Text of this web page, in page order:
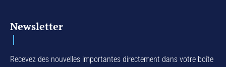
Newsletter
Recevez des nouvelles importantes directement dans votre boîte